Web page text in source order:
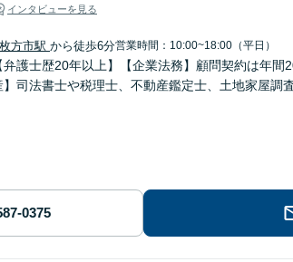
インタビューを見る
枚方市駅 から徒歩6分営業時間：10:00~18:00（平日）
弁護士歴20年以上】【企業法務】顧問契約は年
司法書士や税理士、不動産鑑定士、土地家屋調